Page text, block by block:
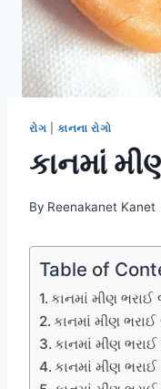
રોગ કાનના રોગો
કાનમાં
By Reenakanet Kanet
Table of
કાનમાં મીણ
કાનમાં મીણ
કાનમાં મીણ
કાનમાં મીણ